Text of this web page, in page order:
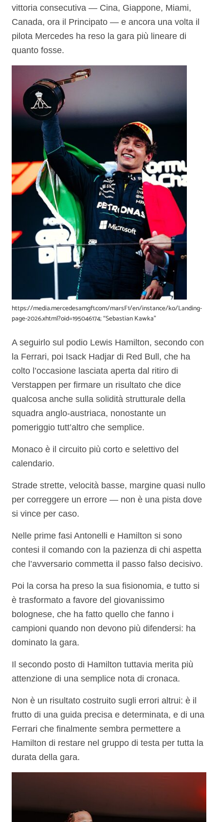
vittoria consecutiva — Cina, Giappone, Miami,
Canada, ora il Principato — e ancora una volta il
pilota Mercedes ha reso la gara più lineare di
quanto fosse.
https://media.mercedesamgf1.com/marsF1/en/instance/ko/Landing-
page-2026.xhtml?oid=195046174; “Sebastian Kawka”
A seguirlo sul podio Lewis Hamilton, secondo con
la Ferrari, poi Isack Hadjar di Red Bull, che ha
colto l’occasione lasciata aperta dal ritiro di
Verstappen per firmare un risultato che dice
qualcosa anche sulla solidità strutturale della
squadra anglo-austriaca, nonostante un
pomeriggio tutt’altro che semplice.
Monaco è il circuito più corto e selettivo del
calendario.
Strade strette, velocità basse, margine quasi nullo
per correggere un errore — non è una pista dove
si vince per caso.
Nelle prime fasi Antonelli e Hamilton si sono
contesi il comando con la pazienza di chi aspetta
che l’avversario commetta il passo falso decisivo.
Poi la corsa ha preso la sua fisionomia, e tutto si
è trasformato a favore del giovanissimo
bolognese, che ha fatto quello che fanno i
campioni quando non devono più difendersi: ha
dominato la gara.
Il secondo posto di Hamilton tuttavia merita più
attenzione di una semplice nota di cronaca.
Non è un risultato costruito sugli errori altrui: è il
frutto di una guida precisa e determinata, e di una
Ferrari che finalmente sembra permettere a
Hamilton di restare nel gruppo di testa per tutta la
durata della gara.